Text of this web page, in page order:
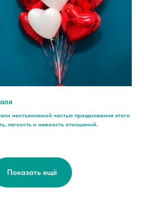
неотъемлемой частью празднования этого
легкость и нежность отношений.
Показать ещё